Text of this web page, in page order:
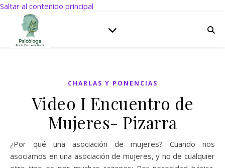
Saltar al contenido principal
CHARLAS Y PONENCIAS
Video I Encuentro de
Mujeres- Pizarra
¿Por qué una asociación de mujeres? Cuando nos
asociamos en una asociación de mujeres, y no de cualquier